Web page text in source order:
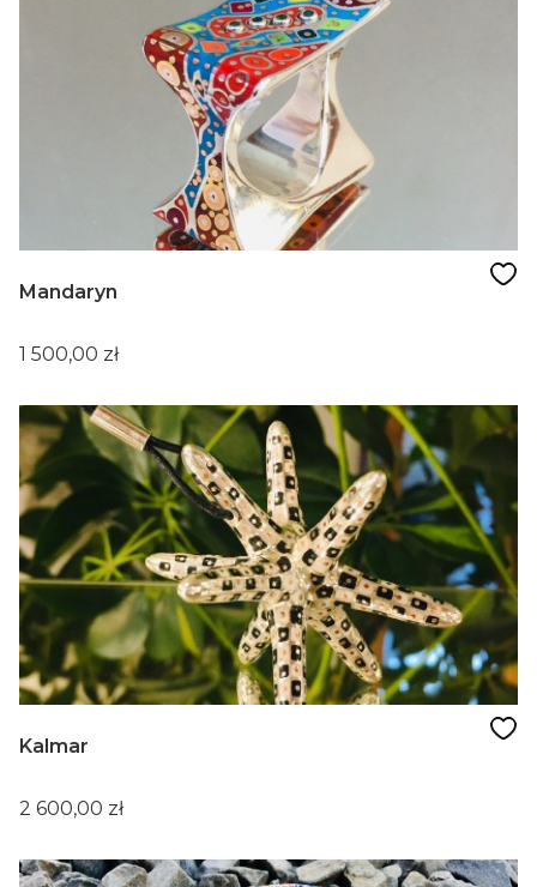
Mandaryn
Cena
1 500,00 zł
Kalmar
Cena
2 600,00 zł